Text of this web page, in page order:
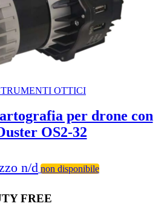
OTTICI
per drone con
OS2-32
n/d non disponibile
FREE